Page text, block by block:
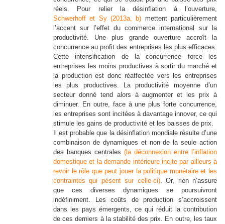
réels. Pour relier la désinflation à l’ouverture,
Schwerhoff et Sy (2013a,
b) mettent particulièrement
l’accent sur l’effet du commerce international sur la
productivité. Une plus grande ouverture accroît la
concurrence au profit des entreprises les plus efficaces.
Cette intensification de la concurrence force les
entreprises les moins productives à sortir du marché et
la production est donc réaffectée vers les entreprises
les plus productives. La productivité moyenne d’un
secteur donné tend alors à augmenter et les prix à
diminuer. En outre, face à une plus forte concurrence,
les entreprises sont incitées à davantage innover, ce qui
stimule les gains de productivité et les baisses de prix.
Il est probable que la désinflation mondiale résulte d’une
combinaison de dynamiques et non de la seule action
des banques centrales (la déconnexion entre l’inflation
domestique et la demande intérieure incite par ailleurs à
revoir le rôle que peut jouer la politique monétaire et les
contraintes qui pèsent sur celle-ci). Or, rien n’assure
que ces diverses dynamiques se poursuivront
indéfiniment. Les coûts de production s’accroissent
dans les pays émergents, ce qui réduit la contribution
de ces derniers à la stabilité des prix. En outre, les taux